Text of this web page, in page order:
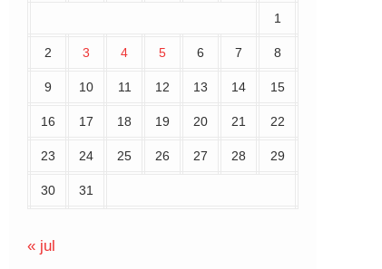
1
2 3 4 5 6 7 8
9 10 11 12 13 14 15
16 17 18 19 20 21 22
23 24 25 26 27 28 29
30 31
« jul